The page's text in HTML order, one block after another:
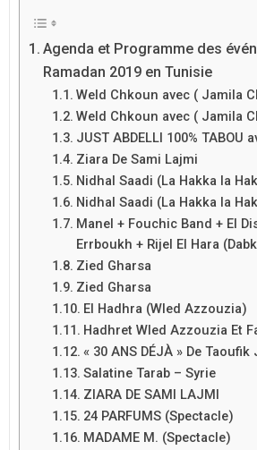
Agenda et Programme des
Ramadan 2019 en Tunisie
Weld Chkoun avec ( Jamila
Weld Chkoun avec ( Jamila
JUST ABDELLI 100% TABOU
Ziara De Sami Lajmi
Nidhal Saadi (La Hakka la
Nidhal Saadi (La Hakka la
Manel + Fouchic Band + El
Errboukh + Rijel El Hara
Zied Gharsa
Zied Gharsa
El Hadhra (Wled Azzouzia)
Hadhret Wled Azzouzia Et
« 30 ANS DÉJÀ » De Taoufik
Salatine Tarab – Syrie
ZIARA DE SAMI LAJMI
24 PARFUMS (Spectacle)
MADAME M. (Spectacle)